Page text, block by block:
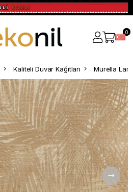
0
Kaliteli Duvar Kağıtları